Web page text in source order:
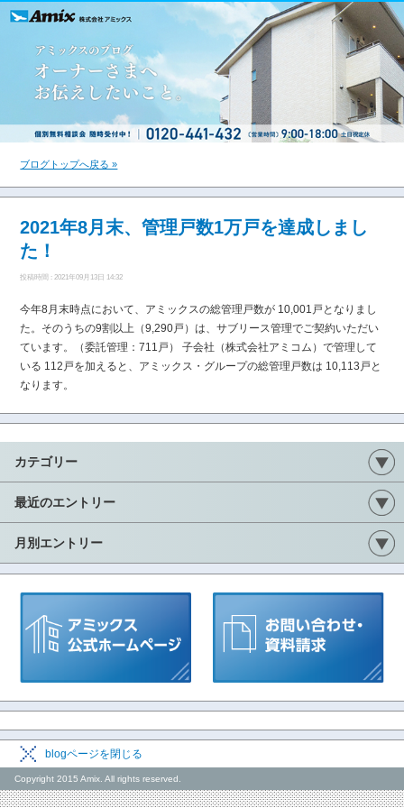
ブログトップへ戻る »
2021年8月末、管理戸数1万戸を達成しまし
た！
投稿時間 : 2021年09月13日 14:32
今年8月末時点において、アミックスの総管理戸数が 10,001戸となりまし
た。そのうちの9割以上（9,290戸）は、サブリース管理でご契約いただい
ています。（委託管理：711戸） 子会社（株式会社アミコム）で管理して
いる 112戸を加えると、アミックス・グループの総管理戸数は 10,113戸と
なります。
カテゴリー
最近のエントリー
月別エントリー
blogページを閉じる
Copyright 2015 Amix. All rights reserved.